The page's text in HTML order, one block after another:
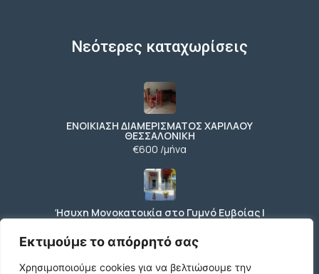
Εκτιμούμε το απόρρητό σας
Χρησιμοποιούμε cookies για να βελτιώσουμε την
Νεότερες καταχωρίσεις
ΕΝΟΙΚΙΑΣΗ ΔΙΑΜΕΡΙΣΜΑΤΟΣ ΧΑΡΙΛΑΟΥ
ΘΕΣΣΑΛΟΝΙΚΗ
€600 /μήνα
Ήσυχη Μονοκατοικία στο Γυμνό Ευβοίας |
Κοντά σε Θάλασσα & Βουνό
€52 /μήνα